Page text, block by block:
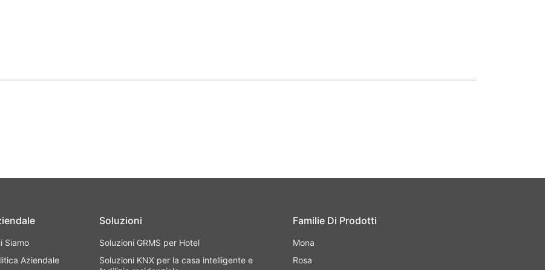
Siamo
Aziendale
Soluzioni
Soluzioni GRMS per Hotel
Soluzioni KNX per la casa intelligente e
Familie Di Prodotti
Mona
Rosa